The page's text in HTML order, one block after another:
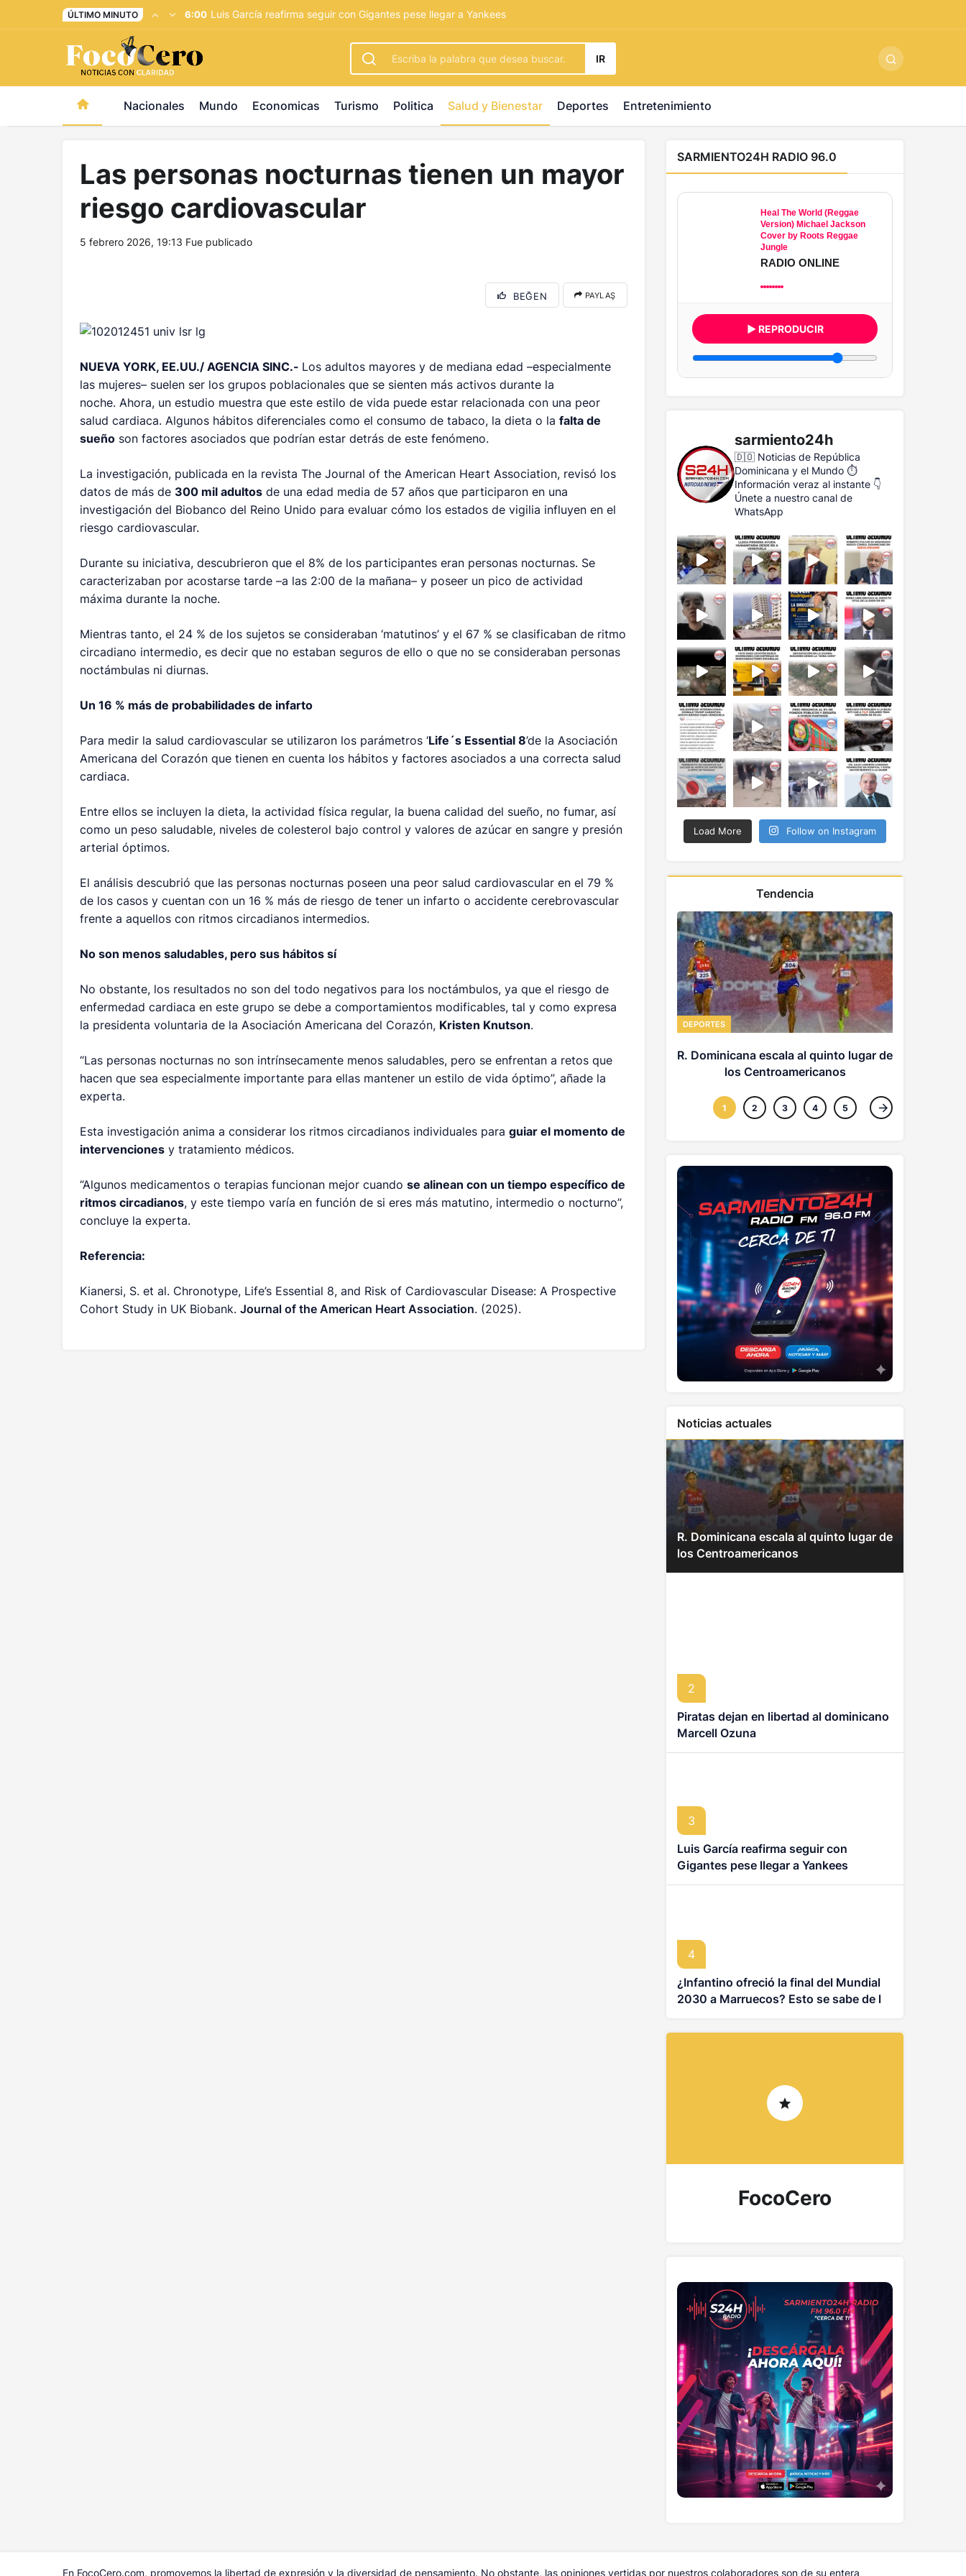
pusulabet giriş-trwin giriş levabet - vizebet giriş - masterbetting- palacebet1.com - kralbet yeni giriş
ÚLTIMO MINUTO 6:00 Luis García reafirma seguir con Gigantes pese llegar a Yankees
IR
Nacionales Mundo Economicas Turismo Politica Salud y Bienestar Deportes Entretenimiento
Las personas nocturnas tienen un mayor
riesgo cardiovascular
5 febrero 2026, 19:13 Fue publicado
BEĞEN PAYLAŞ
NUEVA YORK, EE.UU./ AGENCIA SINC.- Los adultos mayores y de mediana edad –especialmente
las mujeres– suelen ser los grupos poblacionales que se sienten más activos durante la
noche. Ahora, un estudio muestra que este estilo de vida puede estar relacionada con una peor
salud cardiaca. Algunos hábitos diferenciales como el consumo de tabaco, la dieta o lafalta de
sueño son factores asociados que podrían estar detrás de este fenómeno.
La investigación, publicada en la revistaThe Journal of the American Heart Association, revisó los
datos de más de 300 mil adultos de una edad media de 57 años que participaron en una
investigación del Biobanco del Reino Unido para evaluar cómo los estados de vigilia influyen en el
riesgo cardiovascular.
Durante su iniciativa, descubrieron que el 8% de los participantes eran personas nocturnas. Se
caracterizaban por acostarse tarde –a las 2:00 de la mañana– y poseer un pico de actividad
máxima durante la noche.
Mientras tanto, el 24 % de los sujetos se consideraban ‘matutinos’ y el 67 % se clasificaban de ritmo
circadiano intermedio, es decir que no estaban seguros de ello o que no se consideraban personas
noctámbulas ni diurnas.
Un 16 % más de probabilidades de infarto
Para medir la salud cardiovascular se utilizaron los parámetros ‘Life´s Essential 8’de la Asociación
Americana del Corazón que tienen en cuenta los hábitos y factores asociados a una correcta salud
cardiaca.
Entre ellos se incluyen la dieta, la actividad física regular, la buena calidad del sueño, no fumar, así
como un peso saludable, niveles de colesterol bajo control y valores de azúcar en sangre y presión
arterial óptimos.
El análisis descubrió que las personas nocturnas poseen una peor salud cardiovascular en el 79 %
de los casos y cuentan con un 16 % más de riesgo de tener un infarto o accidente cerebrovascular
frente a aquellos con ritmos circadianos intermedios.
No son menos saludables, pero sus hábitos sí
No obstante, los resultados no son del todo negativos para los noctámbulos, ya que el riesgo de
enfermedad cardiaca en este grupo se debe a comportamientos modificables, tal y como expresa
la presidenta voluntaria de la Asociación Americana del Corazón, Kristen Knutson.
“Las personas nocturnas no son intrínsecamente menos saludables, pero se enfrentan a retos que
hacen que sea especialmente importante para ellas mantener un estilo de vida óptimo”, añade la
experta.
Esta investigación anima a considerar los ritmos circadianos individuales paraguiar el momento de
intervenciones y tratamiento médicos.
“Algunos medicamentos o terapias funcionan mejor cuandose alinean con un tiempo específico de
ritmos circadianos, y este tiempo varía en función de si eres más matutino, intermedio o nocturno”,
concluye la experta.
Referencia:
Kianersi, S.et al. Chronotype, Life’s Essential 8, and Risk of Cardiovascular Disease: A Prospective
Cohort Study in UK Biobank.Journal of the American Heart Association. (2025).
SARMIENTO24H RADIO 96.0
Heal The World (Reggae
Version) Michael Jackson
Cover by Roots Reggae
Jungle
RADIO ONLINE
▶ REPRODUCIR
sarmiento24h
🇩🇴 Noticias de República
Dominicana y el Mundo ⏱️
Información veraz al instante 👇
Únete a nuestro canal de
WhatsApp
Load More Follow on Instagram
Tendencia
DEPORTES
R. Dominicana escala al quinto lugar de
los Centroamericanos
1 2 3 4 5
Noticias actuales
R. Dominicana escala al quinto lugar de
los Centroamericanos
2
Piratas dejan en libertad al dominicano
Marcell Ozuna
3
Luis García reafirma seguir con
Gigantes pese llegar a Yankees
4
¿Infantino ofreció la final del Mundial
2030 a Marruecos? Esto se sabe de la
FocoCero
En FocoCero.com, promovemos la libertad de expresión y la diversidad de pensamiento. No obstante, las opiniones vertidas por nuestros colaboradores son de su entera